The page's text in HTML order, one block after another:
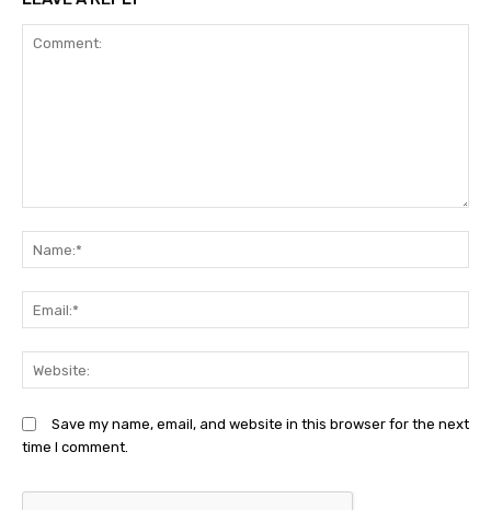
Save my name, email, and website in this browser for the next
time I comment.